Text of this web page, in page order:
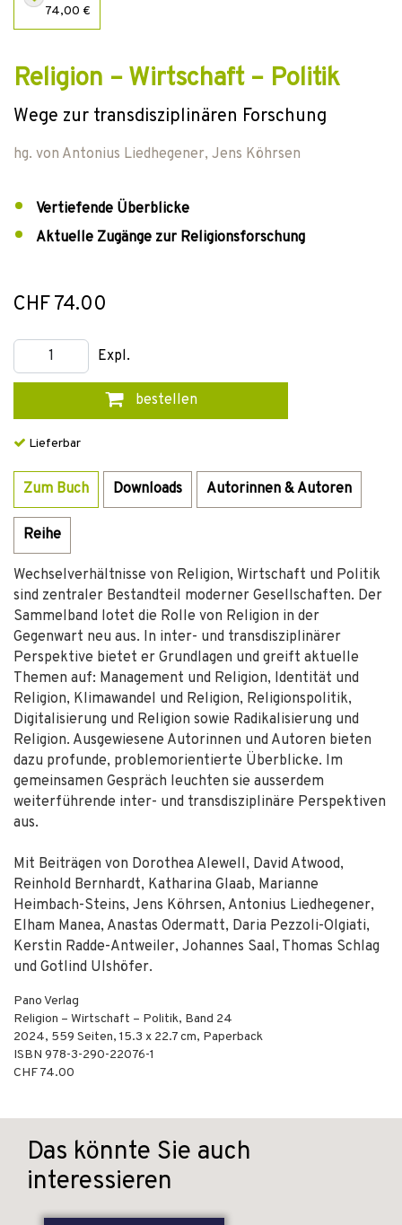
74,00 €
Religion – Wirtschaft – Politik
Wege zur transdisziplinären Forschung
hg. von Antonius Liedhegener, Jens Köhrsen
Vertiefende Überblicke
Aktuelle Zugänge zur Religionsforschung
CHF 74.00
Expl.
bestellen
Lieferbar
Zum Buch Downloads Autorinnen & Autoren
Reihe
Wechselverhältnisse von Religion, Wirtschaft und Politik
sind zentraler Bestandteil moderner Gesellschaften. Der
Sammelband lotet die Rolle von Religion in der
Gegenwart neu aus. In inter- und transdisziplinärer
Perspektive bietet er Grundlagen und greift aktuelle
Themen auf: Management und Religion, Identität und
Religion, Klimawandel und Religion, Religionspolitik,
Digitalisierung und Religion sowie Radikalisierung und
Religion. Ausgewiesene Autorinnen und Autoren bieten
dazu profunde, problemorientierte Überblicke. Im
gemeinsamen Gespräch leuchten sie ausserdem
weiterführende inter- und transdisziplinäre Perspektiven
aus.
Mit Beiträgen von Dorothea Alewell, David Atwood,
Reinhold Bernhardt, Katharina Glaab, Marianne
Heimbach-Steins, Jens Köhrsen, Antonius Liedhegener,
Elham Manea, Anastas Odermatt, Daria Pezzoli-Olgiati,
Kerstin Radde-Antweiler, Johannes Saal, Thomas Schlag
und Gotlind Ulshöfer.
Pano Verlag
Religion – Wirtschaft – Politik, Band 24
2024, 559 Seiten, 15.3 x 22.7 cm, Paperback
ISBN 978-3-290-22076-1
CHF 74.00
Das könnte Sie auch
interessieren